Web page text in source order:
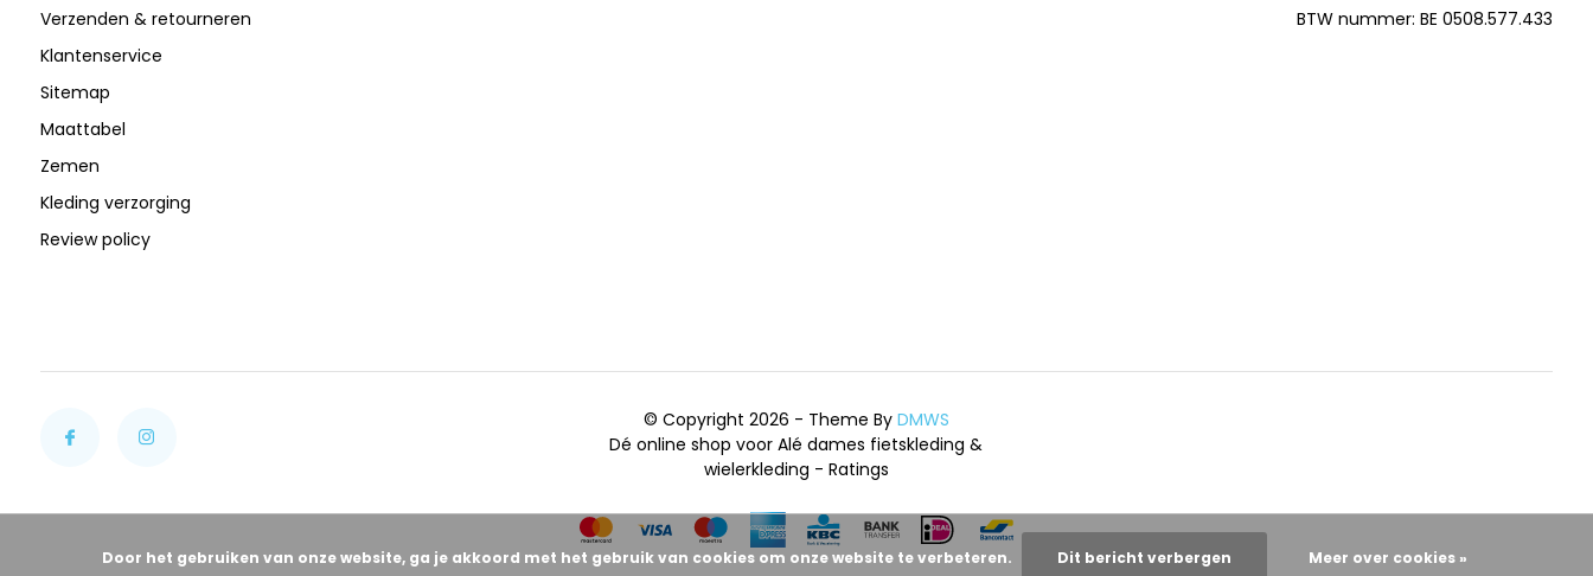
Verzenden & retourneren
Klantenservice
Sitemap
Maattabel
Zemen
Kleding verzorging
Review policy
BTW nummer: BE 0508.577.433
© Copyright 2026 - Theme By DMWS
Dé online shop voor Alé dames fietskleding &
wielerkleding - Ratings
Door het gebruiken van onze website, ga je akkoord met het gebruik van cookies om onze website te verbeteren. Dit bericht verbergen Meer over cookies »